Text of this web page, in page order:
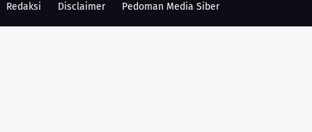
Redaksi Disclaimer Pedoman Media Siber